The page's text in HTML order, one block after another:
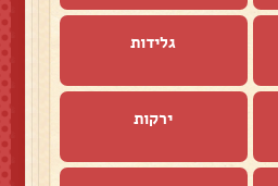
גלידות
ירקות